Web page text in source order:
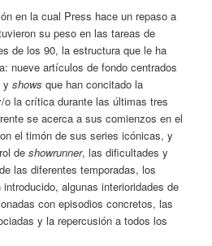
en la cual Press hace un repaso a
su peso en las tareas de
de los 90, la estructura que le ha
nueve artículos de fondo centrados
yshows que han concitado la
o la crítica durante las últimas tres
se acerca a sus comienzos en el
el timón de sus series icónicas, y
deshowrunner, las dificultades y
las diferentes temporadas, los
algunas interioridades de
con episodios concretos, las
y la repercusión a todos los